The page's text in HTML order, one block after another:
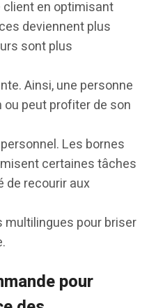
client en optimisant
deviennent plus
sont plus
Ainsi, une personne
peut profiter de son
Les bornes
certaines tâches
de recourir aux
pour briser
pour